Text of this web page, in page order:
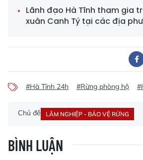
Lãnh đạo Hà Tĩnh tham gia
xuân Canh Tý tại các địa
#Hà Tĩnh 24h #Rừng phòng hộ
Chủ đề LÂM NGHIỆP - BẢO VỆ RỪNG
BÌNH LUẬN